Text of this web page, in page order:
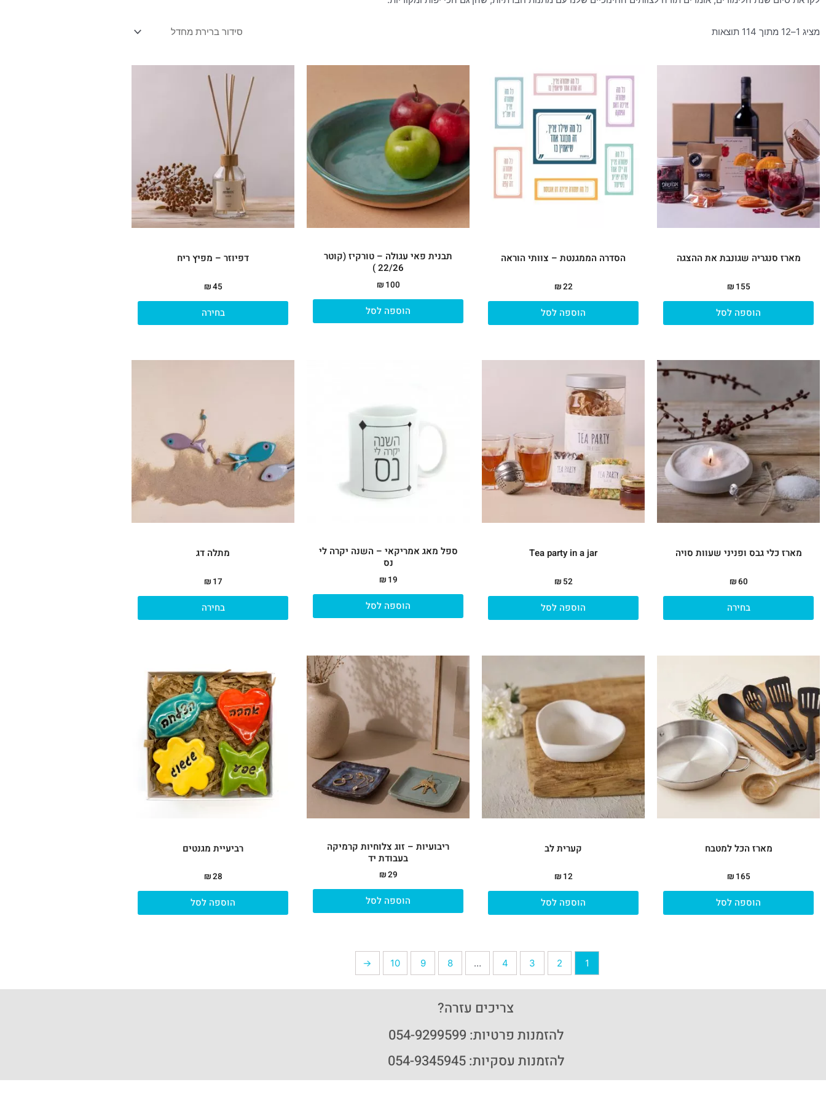
מציג 1–12 מתוך 114 תוצאות
מארז סנגריה שגונבת את ההצגה
₪ 155
הוספה לסל
הסדרה הממגנטת – צוותי הוראה
₪22
הוספה לסל
תבנית פאי עגולה – טורקיז (קוטר
22/26 )
₪ 100
הוספה לסל
דפיוזר – מפיץ ריח
₪45
בחירה
האפשרויות
המוצר
מארז כלי גבס ופניני שעוות סויה
₪60
בחירה
למוצר
יש
מספר
סוגים.
ניתן
לבחור
את
האפשרויות
בעמוד
המוצר
Tea party in a jar
₪ 52
הוספה לסל
ספל מאג אמריקאי – השנה יקרה לי
נס
₪ 19
הוספה לסל
מתלה דג
₪ 17
בחירה
לבחור
את
האפשרויות
בעמוד
מארז הכל למטבח
₪ 165
הוספה לסל
קערית לב
₪ 12
הוספה לסל
ריבועיות – זוג צלוחיות קרמיקה
בעבודת יד
₪29
הוספה לסל
רביעיית מגנטים
₪28
הוספה לסל
1
2
3
4
…
8
9
10
←
צריכים עזרה?
להזמנות פרטיות: 054-9299599
להזמנות עסקיות: 054-9345945